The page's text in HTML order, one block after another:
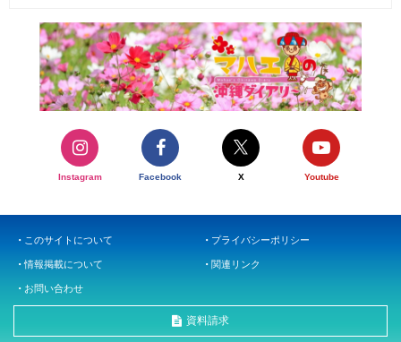
Instagram Facebook X Youtube
このサイトについて プライバシーポリシー
情報掲載について 関連リンク
お問い合わせ
資料請求